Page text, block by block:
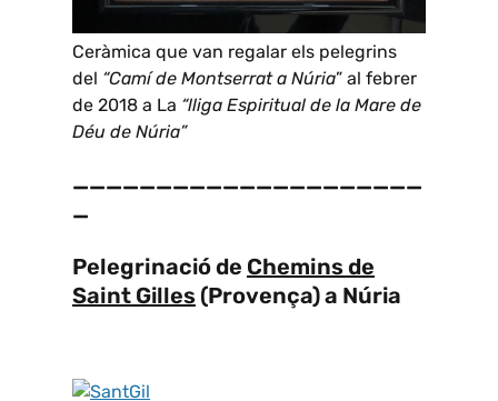
Ceràmica que van regalar els pelegrins
del “Camí de Montserrat a Núria” al febrer
de 2018 a La “lliga Espiritual de la Mare de
Déu de Núria”
—————————————————————
—
Pelegrinació de Chemins de
Saint Gilles (Provença) a Núria